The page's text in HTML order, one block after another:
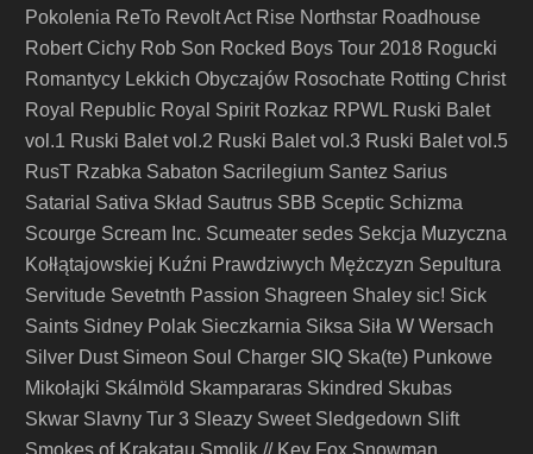
Pokolenia ReTo Revolt Act Rise Northstar Roadhouse
Robert Cichy Rob Son Rocked Boys Tour 2018 Rogucki
Romantycy Lekkich Obyczajów Rosochate Rotting Christ
Royal Republic Royal Spirit Rozkaz RPWL Ruski Balet
vol.1 Ruski Balet vol.2 Ruski Balet vol.3 Ruski Balet vol.5
RusT Rzabka Sabaton Sacrilegium Santez Sarius
Satarial Sativa Skład Sautrus SBB Sceptic Schizma
Scourge Scream Inc. Scumeater sedes Sekcja Muzyczna
Kołłątajowskiej Kuźni Prawdziwych Mężczyzn Sepultura
Servitude Sevetnth Passion Shagreen Shaley sic! Sick
Saints Sidney Polak Sieczkarnia Siksa Siła W Wersach
Silver Dust Simeon Soul Charger SIQ Ska(te) Punkowe
Mikołajki Skálmöld Skampararas Skindred Skubas
Skwar Slavny Tur 3 Sleazy Sweet Sledgedown Slift
Smokes of Krakatau Smolik // Kev Fox Snowman